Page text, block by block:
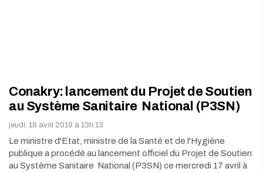
Conakry: lancement du Projet de Soutien
au Système Sanitaire National (P3SN)
jeudi, 18 avril 2019 à 13h:13
Le ministre d'Etat, ministre de la Santé et de l'Hygiène
publique a procédé au lancement officiel du Projet de Soutien
au Système Sanitaire National (P3SN) ce mercredi 17 avril à